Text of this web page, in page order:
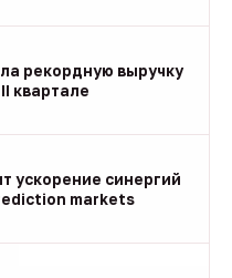
рекордную выручку
квартале
ускорение синергий
markets